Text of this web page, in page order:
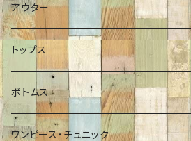
インナーカットソー
ワンピース
チュニック
Tシャツ
アウター
ブルゾン
コート
ポンチョ
トップス
ロンT
インナーカットソー
ボトムス
パンツ
ワンピース・チュニック